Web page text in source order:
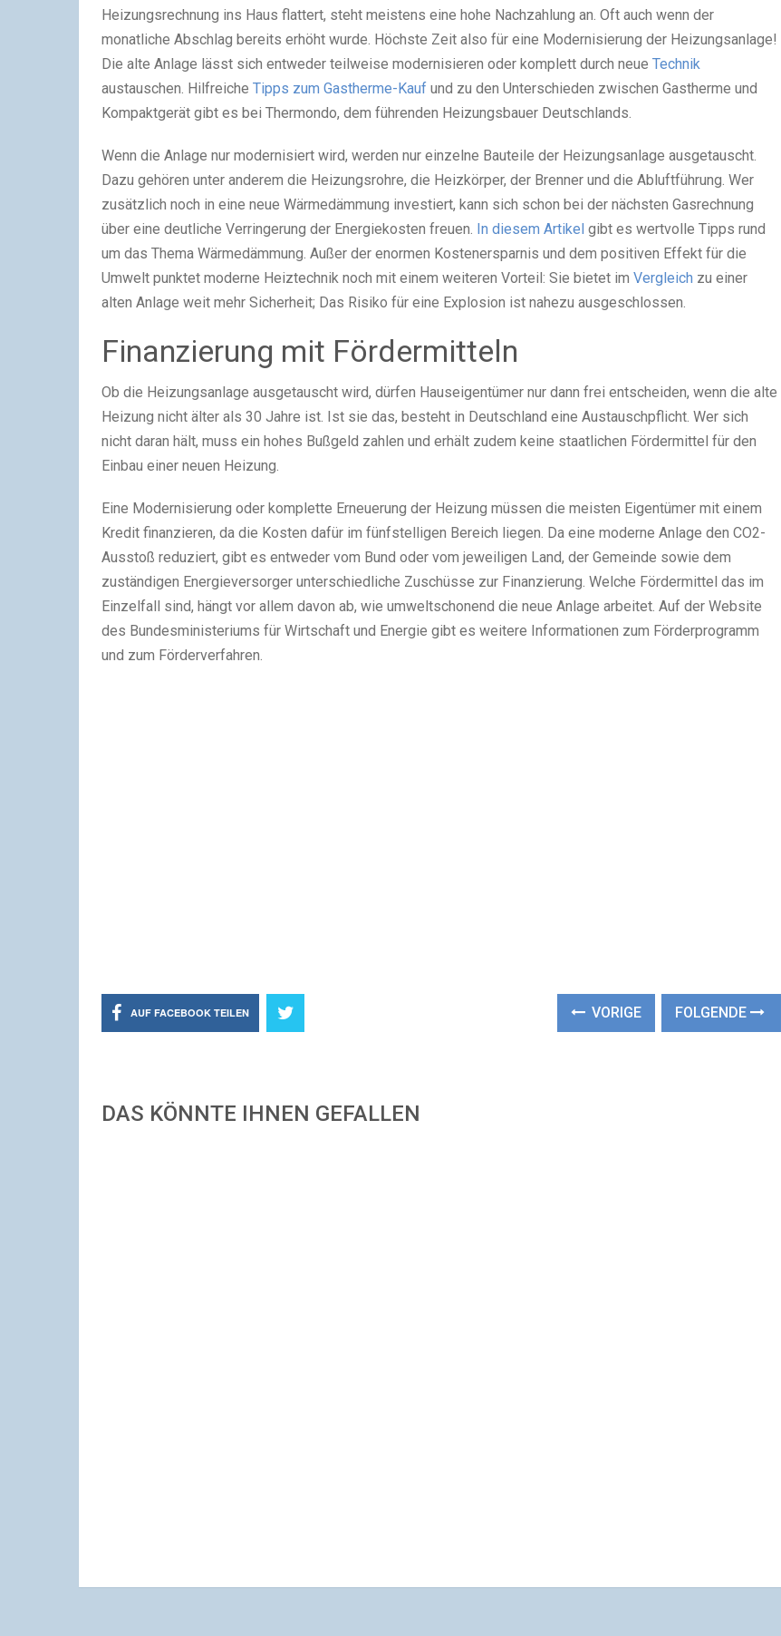
Heizungsrechnung ins Haus flattert, steht meistens eine hohe Nachzahlung an. Oft auch wenn der
monatliche Abschlag bereits erhöht wurde. Höchste Zeit also für eine Modernisierung der Heizungsanlage!
Die alte Anlage lässt sich entweder teilweise modernisieren oder komplett durch neue Technik
austauschen. Hilfreiche Tipps zum Gastherme-Kauf und zu den Unterschieden zwischen Gastherme und
Kompaktgerät gibt es bei Thermondo, dem führenden Heizungsbauer Deutschlands.
Wenn die Anlage nur modernisiert wird, werden nur einzelne Bauteile der Heizungsanlage ausgetauscht.
Dazu gehören unter anderem die Heizungsrohre, die Heizkörper, der Brenner und die Abluftführung. Wer
zusätzlich noch in eine neue Wärmedämmung investiert, kann sich schon bei der nächsten Gasrechnung
über eine deutliche Verringerung der Energiekosten freuen. In diesem Artikel gibt es wertvolle Tipps rund
um das Thema Wärmedämmung. Außer der enormen Kostenersparnis und dem positiven Effekt für die
Umwelt punktet moderne Heiztechnik noch mit einem weiteren Vorteil: Sie bietet im Vergleich zu einer
alten Anlage weit mehr Sicherheit; Das Risiko für eine Explosion ist nahezu ausgeschlossen.
Finanzierung mit Fördermitteln
Ob die Heizungsanlage ausgetauscht wird, dürfen Hauseigentümer nur dann frei entscheiden, wenn die alte
Heizung nicht älter als 30 Jahre ist. Ist sie das, besteht in Deutschland eine Austauschpflicht. Wer sich
nicht daran hält, muss ein hohes Bußgeld zahlen und erhält zudem keine staatlichen Fördermittel für den
Einbau einer neuen Heizung.
Eine Modernisierung oder komplette Erneuerung der Heizung müssen die meisten Eigentümer mit einem
Kredit finanzieren, da die Kosten dafür im fünfstelligen Bereich liegen. Da eine moderne Anlage den CO2-
Ausstoß reduziert, gibt es entweder vom Bund oder vom jeweiligen Land, der Gemeinde sowie dem
zuständigen Energieversorger unterschiedliche Zuschüsse zur Finanzierung. Welche Fördermittel das im
Einzelfall sind, hängt vor allem davon ab, wie umweltschonend die neue Anlage arbeitet. Auf der Website
des Bundesministeriums für Wirtschaft und Energie gibt es weitere Informationen zum Förderprogramm
und zum Förderverfahren.
AUF FACEBOOK TEILEN VORIGE FOLGENDE
DAS KÖNNTE IHNEN GEFALLEN